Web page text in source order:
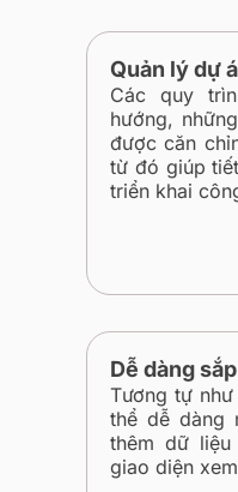
Quản lý dự
Các quy
hướng,
được căn
từ đó giúp
triển khai
Dễ dàng
Tương tự
thể dễ dàng
thêm dữ
giao diện